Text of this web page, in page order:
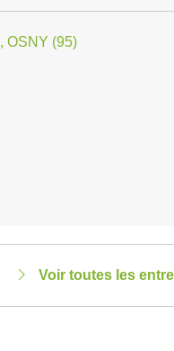
OSNY (95)
Voir toutes les